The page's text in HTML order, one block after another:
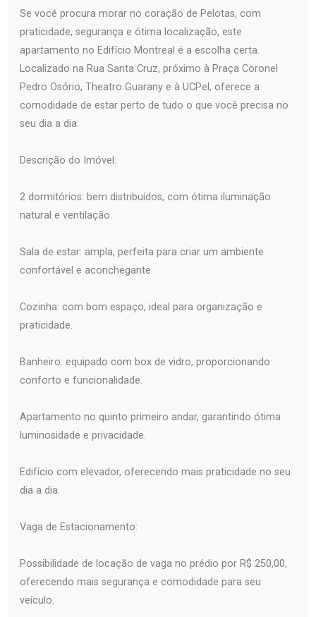
Se você procura morar no coração de Pelotas, com
praticidade, segurança e ótima localização, este
apartamento no Edifício Montreal é a escolha certa.
Localizado na Rua Santa Cruz, próximo à Praça Coronel
Pedro Osório, Theatro Guarany e à UCPel, oferece a
comodidade de estar perto de tudo o que você precisa no
seu dia a dia.
Descrição do Imóvel:
2 dormitórios: bem distribuídos, com ótima iluminação
natural e ventilação.
Sala de estar: ampla, perfeita para criar um ambiente
confortável e aconchegante.
Cozinha: com bom espaço, ideal para organização e
praticidade.
Banheiro: equipado com box de vidro, proporcionando
conforto e funcionalidade.
Apartamento no quinto primeiro andar, garantindo ótima
luminosidade e privacidade.
Edifício com elevador, oferecendo mais praticidade no seu
dia a dia.
Vaga de Estacionamento:
Possibilidade de locação de vaga no prédio por R$ 250,00,
oferecendo mais segurança e comodidade para seu
veículo.